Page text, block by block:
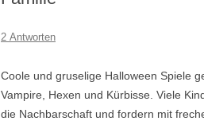
BRETTSPIELE FÜR ERWACHSENE
KRIMISPIELE BLOG /
FREEFORMGAMES.DE
2 Antworten
Coole und gruselige Halloween Spiele
Vampire, Hexen und Kürbisse. Viele
die Nachbarschaft und fordern mit